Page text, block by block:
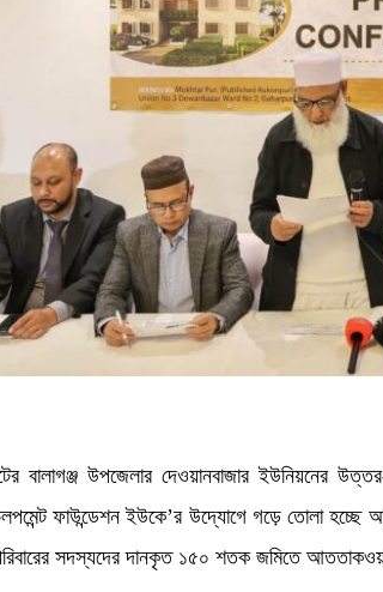
বালাগঞ্জ উপজেলার দেওয়ানবাজার ইউনিয়নের
ফাউন্ডেশন ইউকে’র উদ্যোগে গড়ে তোলা
সদস্যদের দানকৃত ১৫০ শতক জমিতে আততাকওয়া